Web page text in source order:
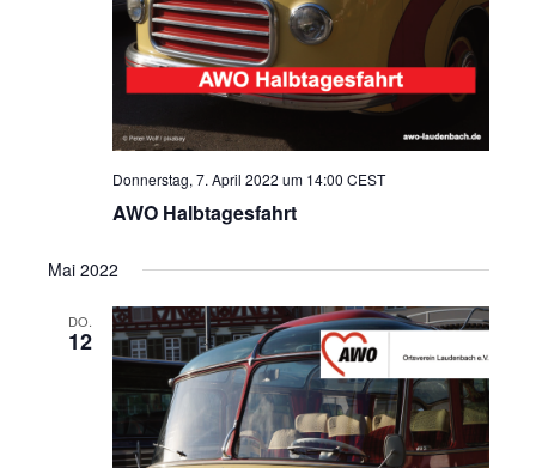
c
h
e
v
i
g
a
t
AWO Halbtagesfahrt
Donnerstag, 7. April 2022 um 14:00 CEST
Mai 2022
DO.
12